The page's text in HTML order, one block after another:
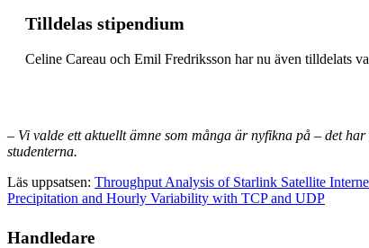
Tilldelas stipendium
Celine Careau och Emil Fredriksson har nu även tilldelats
– Vi valde ett aktuellt ämne som många är nyfikna på – det
studenterna.
Läs uppsatsen: Throughput Analysis of Starlink Satellite
Precipitation and Hourly Variability with TCP and UDP
Handledare